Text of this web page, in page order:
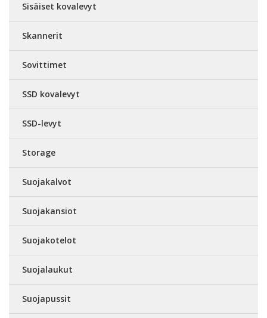
Sisäiset kovalevyt
Skannerit
Sovittimet
SSD kovalevyt
SSD-levyt
Storage
Suojakalvot
Suojakansiot
Suojakotelot
Suojalaukut
Suojapussit